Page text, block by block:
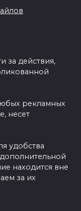
за действия,
рекламных
несет
удобства
находится вне
за их